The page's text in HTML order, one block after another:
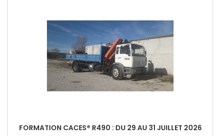
FORMATION CACES® R490 : DU 29 AU 31 JUILLET 2026